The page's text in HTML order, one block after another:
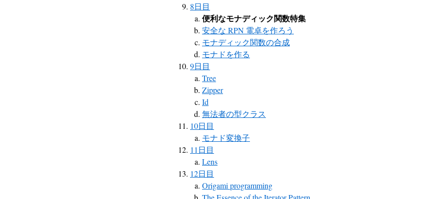
8日目
便利なモナディック関数特集
安全な RPN 電卓を作ろう
モナディック関数の合成
モナドを作る
9日目
Tree
Zipper
Id
無法者の型クラス
10日目
モナド変換子
11日目
Lens
12日目
Origami programming